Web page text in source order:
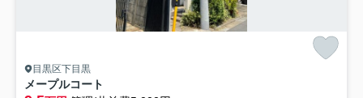
目黒区下目黒
メープルコート